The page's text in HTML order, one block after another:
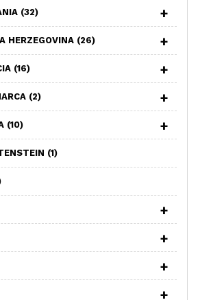
(32)
HERZEGOVINA (26)
(16)
(2)
(10)
(1)